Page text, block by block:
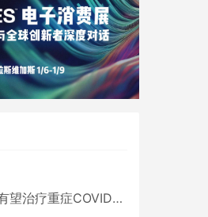
治疗重症COVID患者